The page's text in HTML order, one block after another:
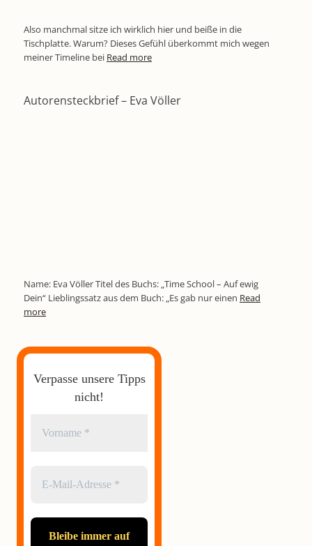
Also manchmal sitze ich wirklich hier und beiße in die
Tischplatte. Warum? Dieses Gefühl überkommt mich wegen
meiner Timeline bei Read more
Autorensteckbrief – Eva Völler
Name: Eva Völler Titel des Buchs: „Time School – Auf ewig
Dein“ Lieblingssatz aus dem Buch: „Es gab nur einen Read
more
Verpasse unsere Tipps
nicht!